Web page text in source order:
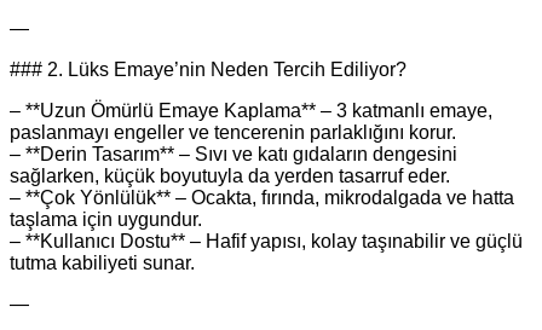
—
### 2. Lüks Emaye’nin Neden Tercih Ediliyor?
– **Uzun Ömürlü Emaye Kaplama** – 3 katmanlı emaye,
paslanmayı engeller ve tencerenin parlaklığını korur.
– **Derin Tasarım** – Sıvı ve katı gıdaların dengesini
sağlarken, küçük boyutuyla da yerden tasarruf eder.
– **Çok Yönlülük** – Ocakta, fırında, mikrodalgada ve hatta
taşlama için uygundur.
– **Kullanıcı Dostu** – Hafif yapısı, kolay taşınabilir ve güçlü
tutma kabiliyeti sunar.
—